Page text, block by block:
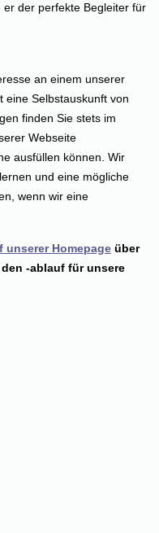
der perfekte Begleiter für
an einem unserer
eine Selbstauskunft von
finden Sie stets im
Webseite
ausfüllen können. Wir
und eine mögliche
wenn wir eine
unserer Homepage über
-ablauf für unsere